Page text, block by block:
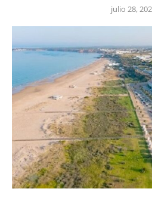
julio 28,